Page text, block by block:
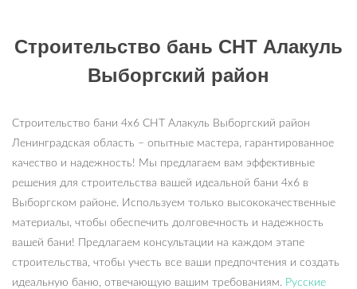
Строительство бань СНТ Алакуль
Выборгский район
Строительство бани 4х6 СНТ Алакуль Выборгский район
Ленинградская область – опытные мастера, гарантированное
качество и надежность! Мы предлагаем вам эффективные
решения для строительства вашей идеальной бани 4х6 в
Выборгском районе. Используем только высококачественные
материалы, чтобы обеспечить долговечность и надежность
вашей бани! Предлагаем консультации на каждом этапе
строительства, чтобы учесть все ваши предпочтения и создать
идеальную баню, отвечающую вашим требованиям. Русские